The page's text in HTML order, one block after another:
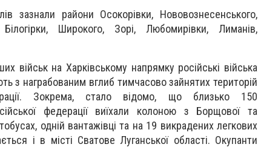
зазнали райони Осокорівки, Нововознесенського,
Широкого, Зорі, Любомирівки, Лиманів,
військ на Харківському напрямку російські війська
з награбованим вглиб тимчасово зайнятих територій
Зокрема, стало відомо, що близько 150
федерації виїхали колоною з Борщової та
одній вантажівці та на 19 викрадених легкових
і в місті Сватове Луганської області. Окупанти